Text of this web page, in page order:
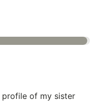
of my sister